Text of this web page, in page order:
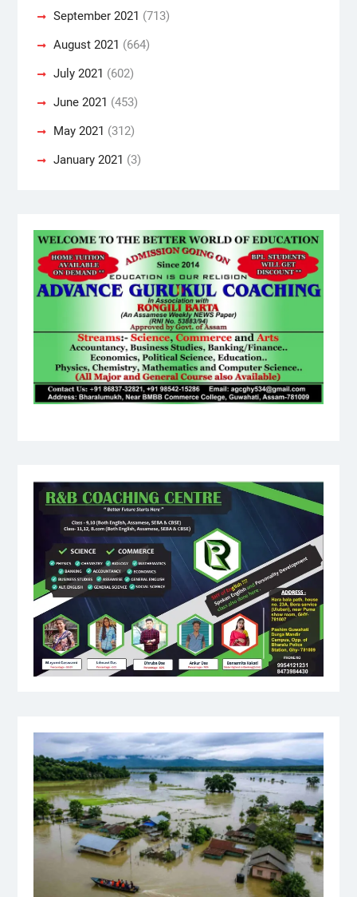
September 2021 (713)
August 2021 (664)
July 2021 (602)
June 2021 (453)
May 2021 (312)
January 2021 (3)